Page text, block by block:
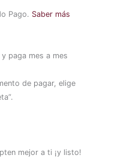
Pago. Saber más
paga mes a mes
de pagar, elige
mejor a ti ¡y listo!